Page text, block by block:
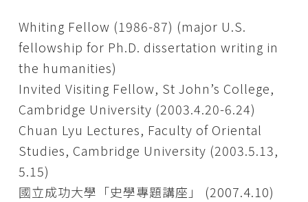
Whiting Fellow (1986-87) (major U.S.
fellowship for Ph.D. dissertation writing in
the humanities)
Invited Visiting Fellow, St John’s College,
Cambridge University (2003.4.20-6.24)
Chuan Lyu Lectures, Faculty of Oriental
Studies, Cambridge University (2003.5.13,
5.15)
國立成功大學「史學專題講座」 (2007.4.10)